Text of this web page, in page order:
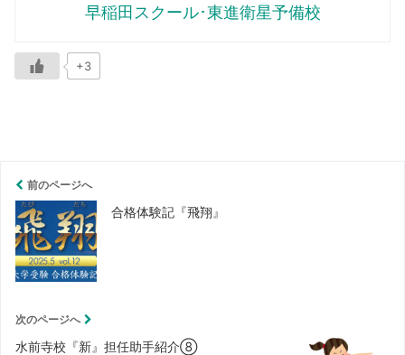
早稲田スクール･東進衛星予備校
+3
前のページへ
合格体験記『飛翔』
次のページへ
水前寺校『新』担任助手紹介⑧